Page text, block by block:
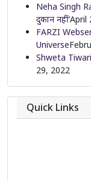
Neha Singh
दुकान नहीं’April
FARZI
Universe
Shweta Tiwari,
29, 2022
Quick Links